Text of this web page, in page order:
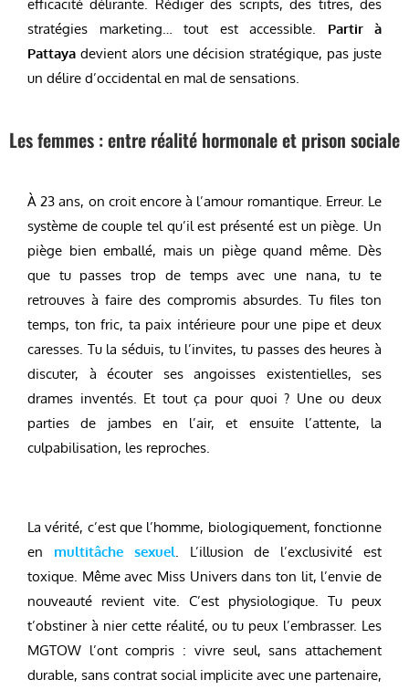
efficacité délirante. Rédiger des scripts, des titres, des
stratégies marketing… tout est accessible. Partir à
Pattaya devient alors une décision stratégique, pas juste
un délire d’occidental en mal de sensations.
Les femmes : entre réalité hormonale et prison sociale
À 23 ans, on croit encore à l’amour romantique. Erreur. Le
système de couple tel qu’il est présenté est un piège. Un
piège bien emballé, mais un piège quand même. Dès
que tu passes trop de temps avec une nana, tu te
retrouves à faire des compromis absurdes. Tu files ton
temps, ton fric, ta paix intérieure pour une pipe et deux
caresses. Tu la séduis, tu l’invites, tu passes des heures à
discuter, à écouter ses angoisses existentielles, ses
drames inventés. Et tout ça pour quoi ? Une ou deux
parties de jambes en l’air, et ensuite l’attente, la
culpabilisation, les reproches.
La vérité, c’est que l’homme, biologiquement, fonctionne
en multitâche sexuel. L’illusion de l’exclusivité est
toxique. Même avec Miss Univers dans ton lit, l’envie de
nouveauté revient vite. C’est physiologique. Tu peux
t’obstiner à nier cette réalité, ou tu peux l’embrasser. Les
MGTOW l’ont compris : vivre seul, sans attachement
durable, sans contrat social implicite avec une partenaire,